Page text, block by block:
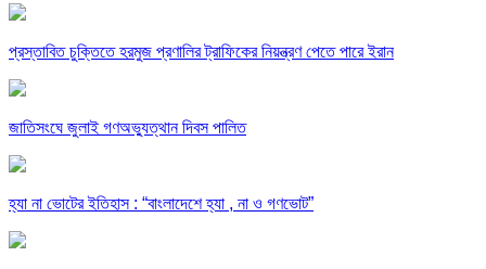
প্রস্তাবিত চুক্তিতে হরমুজ প্রণালির ট্রাফিকের নিয়ন্ত্রণ পেতে পারে ইরান
জাতিসংঘে জুলাই গণঅভ্যুত্থান দিবস পালিত
হ্যা না ভোটের ইতিহাস : “বাংলাদেশে হ্যা , না ও গণভোট”